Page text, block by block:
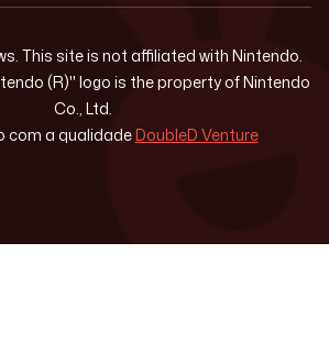
This site is not affiliated with Nintendo.
(R)" logo is the property of Nintendo
Co., Ltd.
com a qualidadeDoubleD Venture